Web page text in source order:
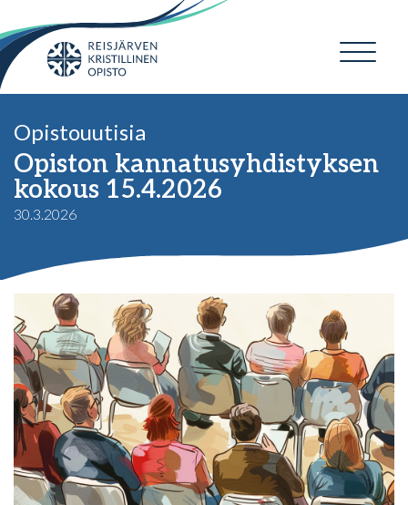
Opistouutisia
Opiston kannatusyhdistyksen
kokous 15.4.2026
30.3.2026